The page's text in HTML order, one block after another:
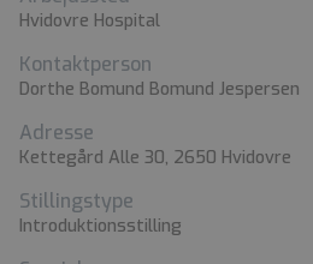
Hvidovre Hospital
Kontaktperson
Dorthe Bomund Bomund Jespersen
Adresse
Kettegård Alle 30, 2650 Hvidovre
Stillingstype
Introduktionsstilling